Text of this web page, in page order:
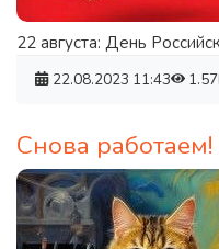
22 августа: День
22.08.2023 11:43
Снова работаем!